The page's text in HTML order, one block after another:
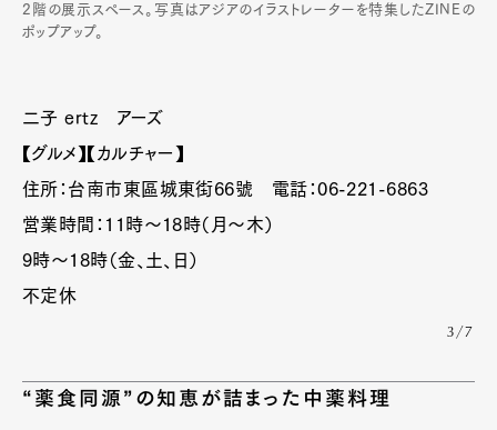
2階の展示スペース。写真はアジアのイラストレーターを特集したZINEの
ポップアップ。
二子 ertz アーズ
【グルメ】【カルチャー】
住所：台南市東區城東街66號 電話：06-221-6863
営業時間：11時〜18時（月〜木）
9時〜18時（金、土、日）
不定休
3/7
“薬食同源”の知恵が詰まった中薬料理